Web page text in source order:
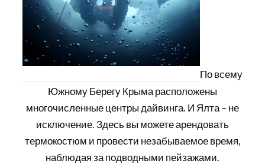
По всему
Южному Берегу Крыма расположены
многочисленные центры дайвинга. И Ялта – не
исключение. Здесь вы можете арендовать
термокостюм и провести незабываемое время,
наблюдая за подводными пейзажами.